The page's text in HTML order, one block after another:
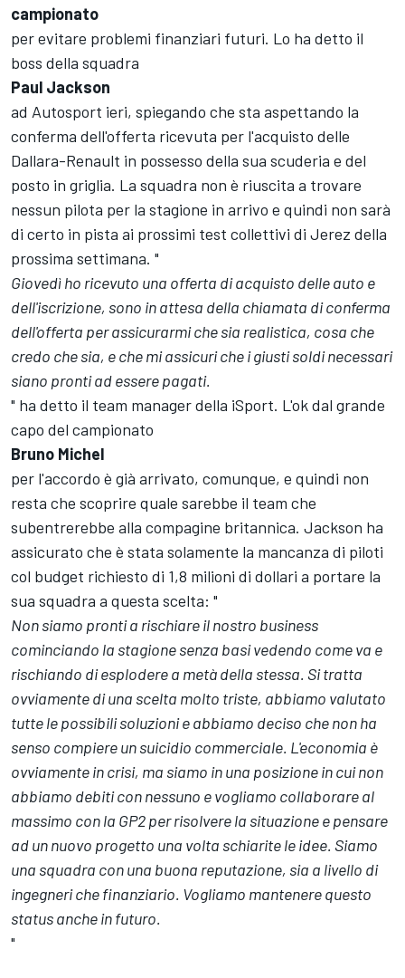
campionato
per evitare problemi finanziari futuri. Lo ha detto il
boss della squadra
Paul Jackson
ad Autosport ieri, spiegando che sta aspettando la
conferma dell'offerta ricevuta per l'acquisto delle
Dallara-Renault in possesso della sua scuderia e del
posto in griglia. La squadra non è riuscita a trovare
nessun pilota per la stagione in arrivo e quindi non sarà
di certo in pista ai prossimi test collettivi di Jerez della
prossima settimana. "
Giovedì ho ricevuto una offerta di acquisto delle auto e
dell'iscrizione, sono in attesa della chiamata di conferma
dell'offerta per assicurarmi che sia realistica, cosa che
credo che sia, e che mi assicuri che i giusti soldi necessari
siano pronti ad essere pagati.
" ha detto il team manager della iSport. L'ok dal grande
capo del campionato
Bruno Michel
per l'accordo è già arrivato, comunque, e quindi non
resta che scoprire quale sarebbe il team che
subentrerebbe alla compagine britannica. Jackson ha
assicurato che è stata solamente la mancanza di piloti
col budget richiesto di 1,8 milioni di dollari a portare la
sua squadra a questa scelta: "
Non siamo pronti a rischiare il nostro business
cominciando la stagione senza basi vedendo come va e
rischiando di esplodere a metà della stessa. Si tratta
ovviamente di una scelta molto triste, abbiamo valutato
tutte le possibili soluzioni e abbiamo deciso che non ha
senso compiere un suicidio commerciale. L'economia è
ovviamente in crisi, ma siamo in una posizione in cui non
abbiamo debiti con nessuno e vogliamo collaborare al
massimo con la GP2 per risolvere la situazione e pensare
ad un nuovo progetto una volta schiarite le idee. Siamo
una squadra con una buona reputazione, sia a livello di
ingegneri che finanziario. Vogliamo mantenere questo
status anche in futuro.
"